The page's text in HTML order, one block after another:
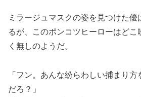
ミラージュマスクの姿を見つけた
るが、このポンコツヒーローはどこ
く無しのようだ。
「フン。あんな紛らわしい捕まり
だろ？」